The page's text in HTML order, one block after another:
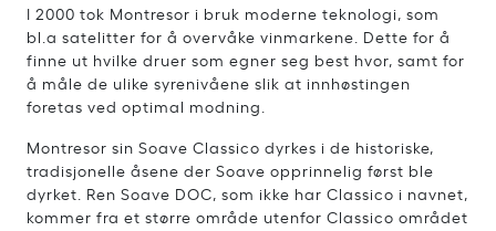
I 2000 tok Montresor i bruk moderne teknologi, som
bl.a satelitter for å overvåke vinmarkene. Dette for å
finne ut hvilke druer som egner seg best hvor, samt for
å måle de ulike syrenivåene slik at innhøstingen
foretas ved optimal modning.
Montresor sin Soave Classico dyrkes i de historiske,
tradisjonelle åsene der Soave opprinnelig først ble
dyrket. Ren Soave DOC, som ikke har Classico i navnet,
kommer fra et større område utenfor Classico området